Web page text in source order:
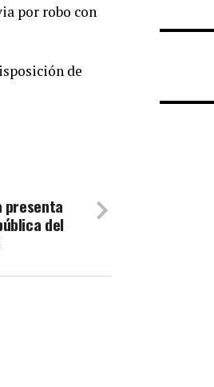
por robo con
de
presenta
del